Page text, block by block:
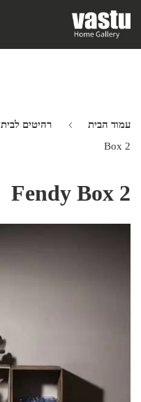
עמוד הבית רהיטים לבית
Box 2
Fendy Box 2